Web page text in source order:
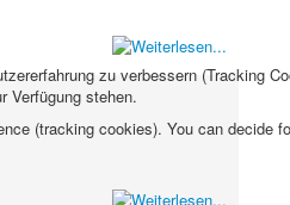
zu verbessern (Tracking
Verfügung stehen.
(tracking cookies). You can decide